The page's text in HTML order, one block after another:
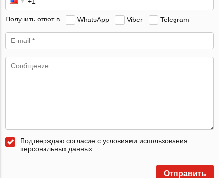
Получить ответ в WhatsApp Viber Telegram
Подтверждаю согласие с условиями использования
персональных данных
Отправить